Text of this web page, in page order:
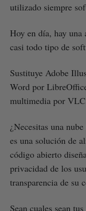
utilizado siempre
Hoy en día, hay
casi todo tipo de
Sustituye Adobe
Word por
multimedia por
¿Necesitas una
es una solución de
código abierto
privacidad de los
transparencia de su
Sean cuales sean